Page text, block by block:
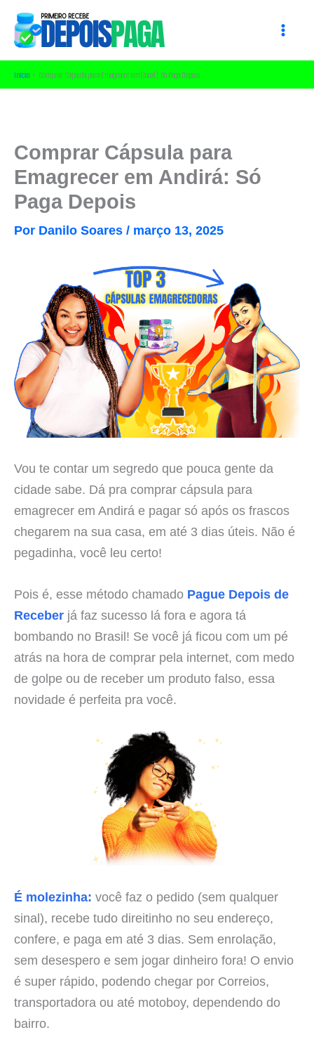
para
conteúdo
Início Comprar Cápsula para Emagrecer em [local]: Só Paga Depois
Comprar Cápsula para
Emagrecer em Andirá: Só
Paga Depois
Por Danilo Soares / março 13, 2025
Vou te contar um segredo que pouca gente da
cidade sabe. Dá pra comprar cápsula para
emagrecer em Andirá e pagar só após os frascos
chegarem na sua casa, em até 3 dias úteis. Não é
pegadinha, você leu certo!
Pois é, esse método chamado Pague Depois de
Receber já faz sucesso lá fora e agora tá
bombando no Brasil! Se você já ficou com um pé
atrás na hora de comprar pela internet, com medo
de golpe ou de receber um produto falso, essa
novidade é perfeita pra você.
É molezinha: você faz o pedido (sem qualquer
sinal), recebe tudo direitinho no seu endereço,
confere, e paga em até 3 dias. Sem enrolação,
sem desespero e sem jogar dinheiro fora! O envio
é super rápido, podendo chegar por Correios,
transportadora ou até motoboy, dependendo do
bairro.